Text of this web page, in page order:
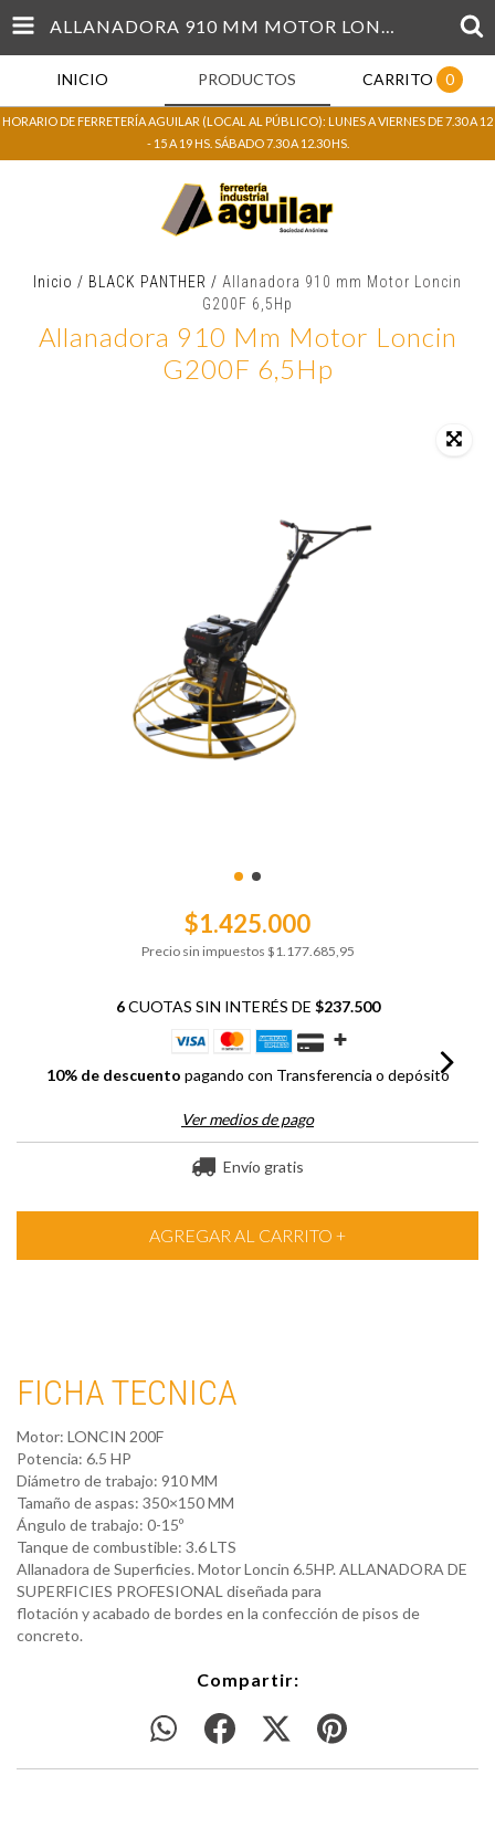
ALLANADORA 910 MM MOTOR LONCIN G200F 6,5HP
INICIO PRODUCTOS CARRITO 0
HORARIO DE FERRETERÍA AGUILAR (LOCAL AL PÚBLICO): LUNES A VIERNES DE 7.30 A 12
- 15 A 19 HS. SÁBADO 7.30 A 12.30 HS.
Inicio / BLACK PANTHER / Allanadora 910 mm Motor Loncin
G200F 6,5Hp
Allanadora 910 Mm Motor Loncin
G200F 6,5Hp
$1.425.000
Precio sin impuestos $1.177.685,95
6CUOTAS SIN INTERÉS DE $237.500
10% de descuento pagando con Transferencia o depósito
Ver medios de pago
Envío gratis
FICHA TECNICA
Motor: LONCIN 200F
Potencia: 6.5 HP
Diámetro de trabajo: 910 MM
Tamaño de aspas: 350×150 MM
Ángulo de trabajo: 0-15º
Tanque de combustible: 3.6 LTS
Allanadora de Superficies. Motor Loncin 6.5HP. ALLANADORA DE
SUPERFICIES PROFESIONAL diseñada para
flotación y acabado de bordes en la confección de pisos de
concreto.
Compartir: